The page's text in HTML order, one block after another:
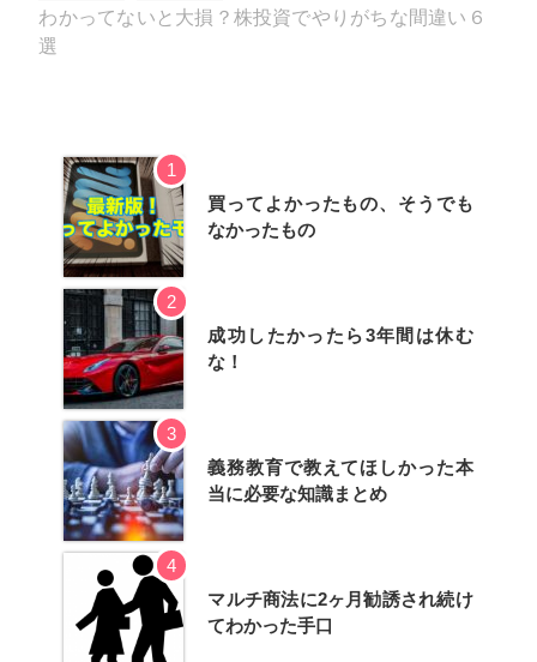
わかってないと大損？株投資でやりがちな間違い６
選
1
買ってよかったもの、そうでも
なかったもの
2
成功したかったら3年間は休む
な！
3
義務教育で教えてほしかった本
当に必要な知識まとめ
4
マルチ商法に2ヶ月勧誘され続け
てわかった手口